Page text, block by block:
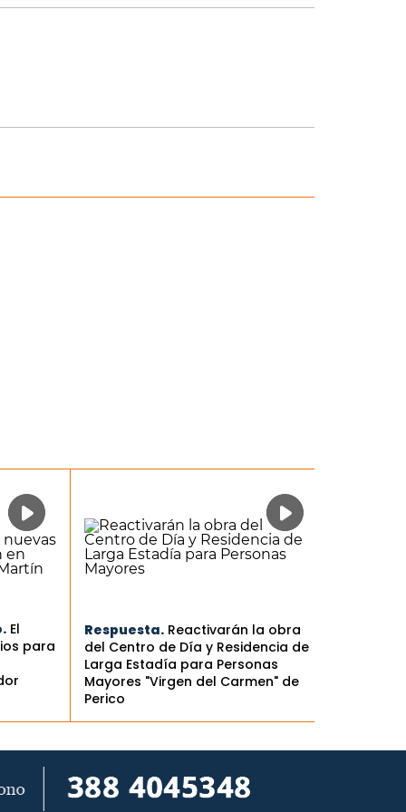
El
para
Respuesta. Reactivarán la obra
del Centro de Día y Residencia de
Larga Estadía para Personas
Mayores "Virgen del Carmen" de
Perico